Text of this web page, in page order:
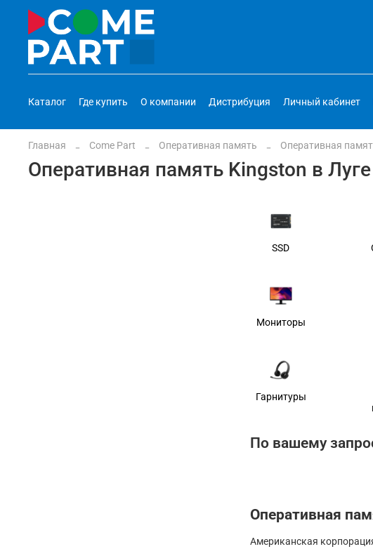
Каталог Где купить О компании Дистрибуция Личный кабинет
Главная Come Part Оперативная память Оперативная
Оперативная память Kingston в Луге
SSD
Мониторы
Гарнитуры
По вашему
Оперативная
Американская